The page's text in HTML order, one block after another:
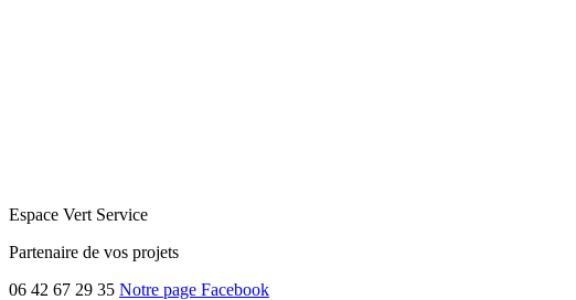
Espace Vert Service
Partenaire de vos projets
06 42 67 29 35 Notre page Facebook